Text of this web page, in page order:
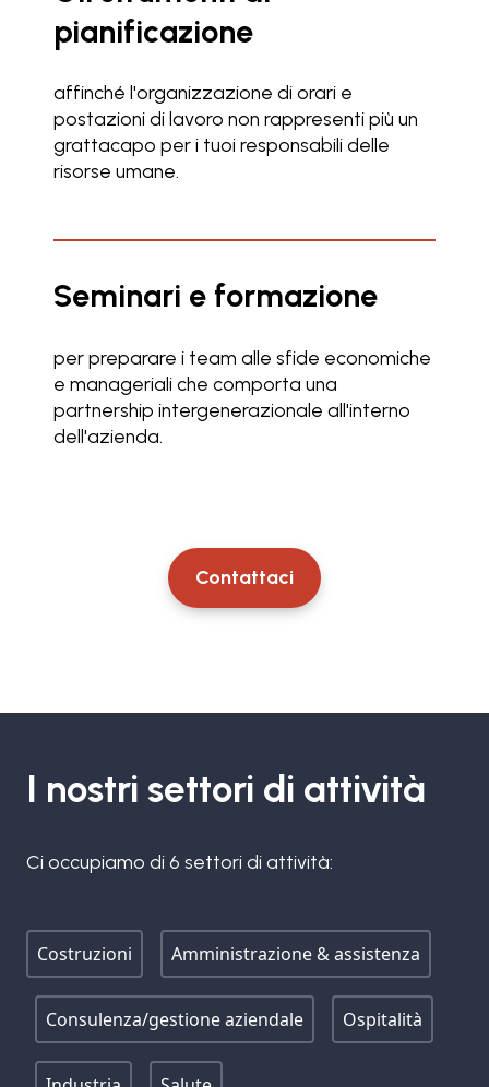
pianificazione
affinché l'organizzazione di orari e
postazioni di lavoro non rappresenti più un
grattacapo per i tuoi responsabili delle
risorse umane.
Seminari e formazione
per preparare i team alle sfide economiche
e manageriali che comporta una
partnership intergenerazionale all'interno
dell'azienda.
Contattaci
I nostri settori di attività
Ci occupiamo di 6 settori di attività:
Costruzioni Amministrazione & assistenza
Consulenza/gestione aziendale Ospitalità